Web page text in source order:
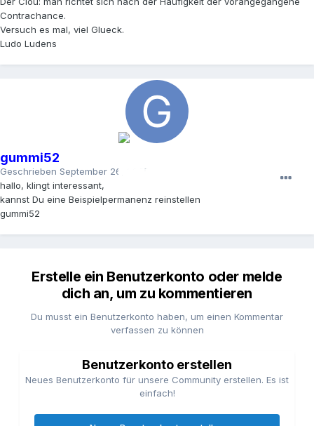
Contrachance.
Versuch es mal, viel Glueck.
Ludo Ludens
gummi52
Geschrieben September 26, 2005
hallo, klingt interessant,
kannst Du eine Beispielpermanenz reinstellen
gummi52
Erstelle ein Benutzerkonto oder melde
dich an, um zu kommentieren
Du musst ein Benutzerkonto haben, um einen Kommentar
verfassen zu können
Benutzerkonto erstellen
Neues Benutzerkonto für unsere Community erstellen. Es ist
einfach!